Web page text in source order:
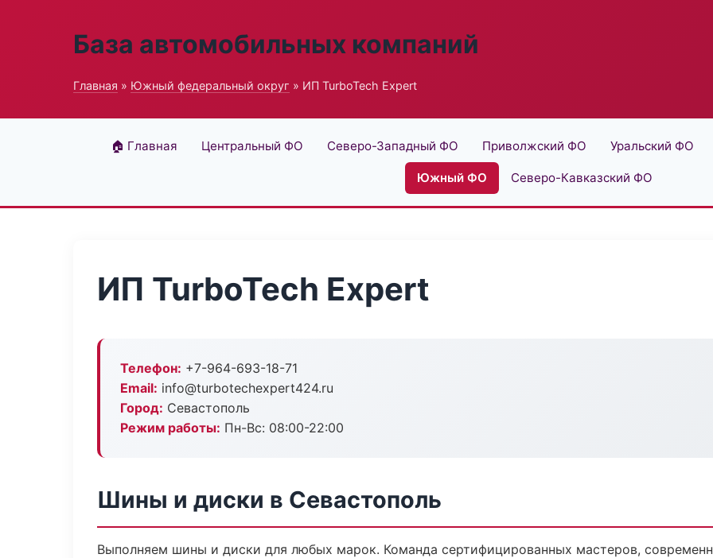
База автомобильных компаний
Главная » Южный федеральный округ » ИП TurboTech Expert
🏠 Главная Центральный ФО Северо-Западный ФО Приволжский ФО Уральский ФО
Южный ФО Северо-Кавказский ФО
ИП TurboTech Expert
Телефон: +7-964-693-18-71
Email: info@turbotechexpert424.ru
Город: Севастополь
Режим работы: Пн-Вс: 08:00-22:00
Шины и диски в Севастополь
Выполняем шины и диски для любых марок. Команда сертифицированных мастеров,